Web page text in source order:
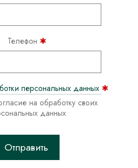
Телефон ✱
персональных данных ✱
на обработку своих
данных